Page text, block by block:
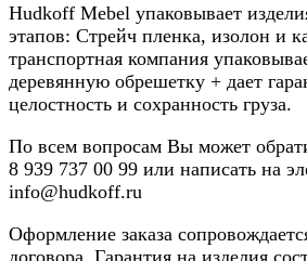
Hudkoff Mebel упаковывает
этапов: Стрейч пленка, изолон и
транспортная компания
деревянную обрешетку + дает
целостность и сохранность груза.
По всем вопросам Вы может
8 939 737 00 99 или написать на
info@hudkoff.ru
Оформление заказа
договора. Гарантия на изделия